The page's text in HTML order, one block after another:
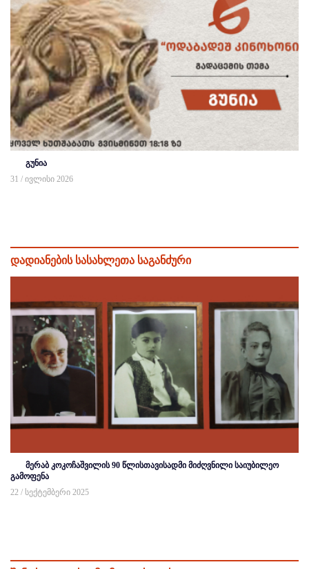
გუნია
31 / ივლისი 2026
დადიანების სასახლეთა საგანძური
მერაბ კოკოჩაშვილის 90 წლისთავისადმი მიძღვნილი საიუბილეო
გამოფენა
22 / სექტემბერი 2025